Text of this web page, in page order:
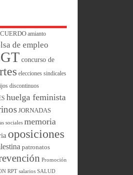
amianto
de empleo
concurso de
elecciones sindicales
discontinuos
huelga feminista
JORNADAS
sociales memoria
oposiciones
patronatos
Promoción
RPT salarios SALUD